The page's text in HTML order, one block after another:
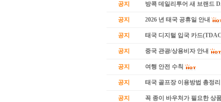
공지 방콕 데일리투어 새 브랜드
공지 2026 년 태국 공휴일 안내
공지 태국 디지털 입국 카드
공지 중국 관광/상용비자 안내
공지 여행 안전 수칙
공지 태국 골프장 이용방법 총정리
공지 꼭 종이 바우처가 필요한 상